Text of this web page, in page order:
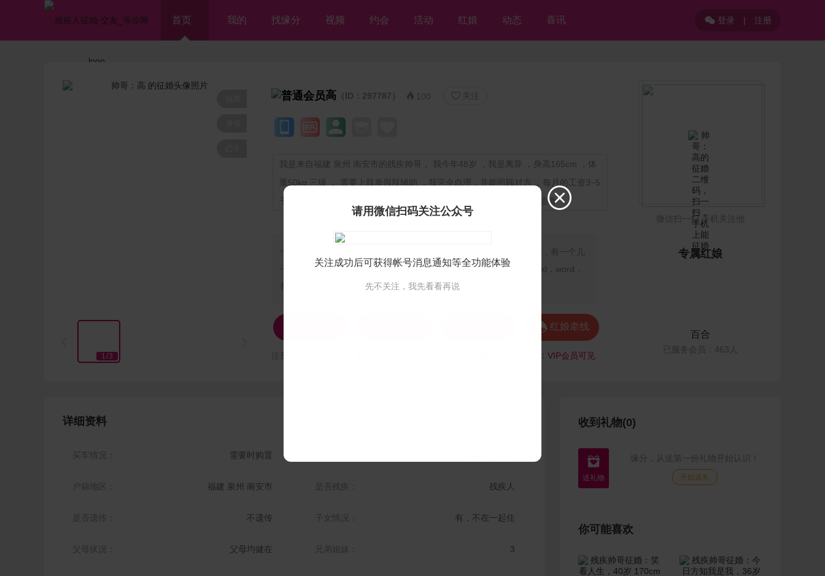
首页 我的 找缘分 视频 约会 活动 红娘 动态 喜讯 登录 | 注册
1/3
高 （ID：297787）  100  关注
我是来自福建 泉州 南安市的残疾帅哥， 我今年48岁 ，我是离异 ，身高165cm ，体
重50kg 三级 ， 需要上肢单假肢辅助 ，我完全自理，并能照顾对方 ，每月的工资3~5
千 ，学历是大专 ，目前做私营业主 ，家里农村自建房 ，期望半年内结婚
个人独白：
我是福建省泉州市南安柳城榕桥，78年，离婚，父母健在，有一个儿
子22岁，大学毕业，已上班，我是车祸左大腿截肢，双手灵活，会Exxl，word，
打字快，数字键也打的快，曾做镇残联联络员五...
 红娘牵线
VIP会员可见
微信扫一扫 手机关注他
专属红娘
百合
已服务会员：463人
详细资料
买车情况： 需要时购置
户籍地区： 福建 泉州 南安市 是否残疾： 残疾人
是否遗传： 不遗传 子女情况： 有，不在一起住
父母状况： 父母均健在 兄弟姐妹： 3
收到礼物(0)
 缘分，从送第一份礼物开始认识！
开始送礼
你可能喜欢

请用微信扫码关注公众号
关注成功后可获得帐号消息通知等全功能体验
先不关注，我先看看再说